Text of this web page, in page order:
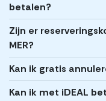
betalen?
Zijn er
MER?
Kan ik gratis
Kan ik met iDEAL